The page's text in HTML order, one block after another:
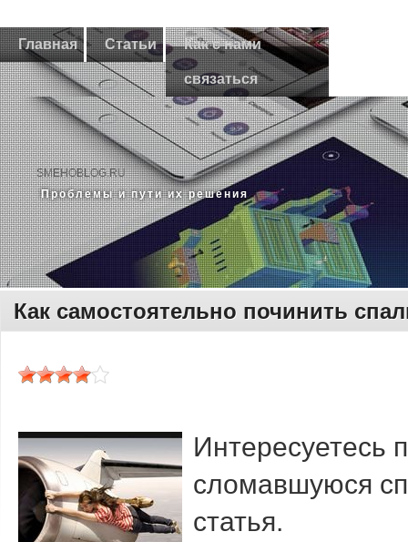
Главная Статьи Как с нами
связаться
SMEHOBLOG.RU
Прοблемы и пути их решения
Как самостоятельно починить
Интересуетесь
сломавшуюся
статья.